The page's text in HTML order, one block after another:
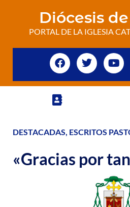
Diócesis
PORTAL DE LA IGLESIA
DESTACADAS, ESCRITOS
«Gracias por